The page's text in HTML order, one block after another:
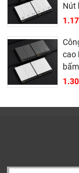
Cam kết
hàng giả hàng
Sản phẩm
Nút
cao